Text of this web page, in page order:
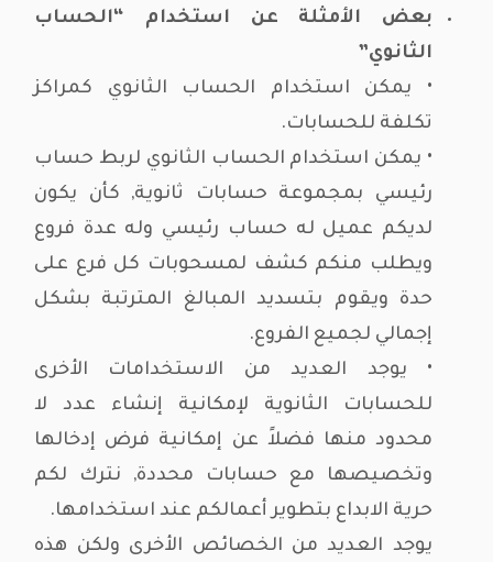
بعض الأمثلة عن استخدام “الحساب
الثانوي”
• يمكن استخدام الحساب الثانوي كمراكز
تكلفة للحسابات.
• يمكن استخدام الحساب الثانوي لربط حساب
رئيسي بمجموعة حسابات ثانوية, كأن يكون
لديكم عميل له حساب رئيسي وله عدة فروع
ويطلب منكم كشف لمسحوبات كل فرع على
حدة ويقوم بتسديد المبالغ المترتبة بشكل
إجمالي لجميع الفروع.
• يوجد العديد من الاستخدامات الأخرى
للحسابات الثانوية لإمكانية إنشاء عدد لا
محدود منها فضلاً عن إمكانية فرض إدخالها
وتخصيصها مع حسابات محددة, نترك لكم
حرية الابداع بتطوير أعمالكم عند استخدامها.
يوجد العديد من الخصائص الأخرى ولكن هذه